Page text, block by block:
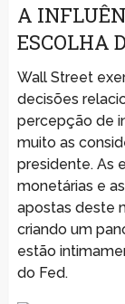
A
ESCOLHA
Wall Street
decisões
percepção de
muito as
presidente. As
monetárias e
apostas deste
criando um
estão
do Fed.